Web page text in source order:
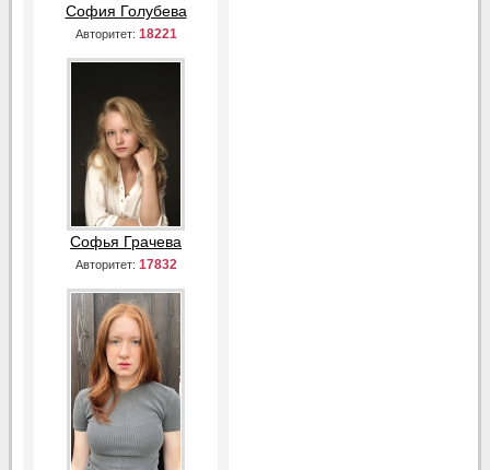
София Голубева
Авторитет: 18221
Софья Грачева
Авторитет: 17832